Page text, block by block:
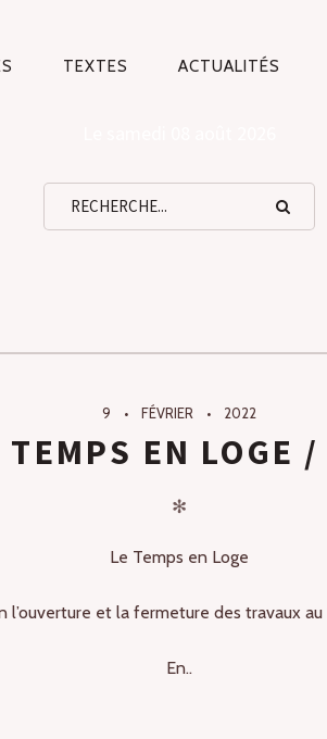
TEXTES ACTUALITÉS
9 FÉVRIER 2022
TEMPS EN LOGE /
✻
Le Temps en Loge
l’ouverture et la fermeture des travaux
En..